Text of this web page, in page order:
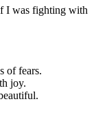
I was fighting with
of fears.
joy.